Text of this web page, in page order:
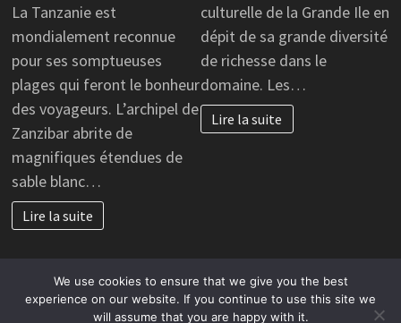
La Tanzanie est
mondialement reconnue
pour ses somptueuses
plages qui feront le bonheur
des voyageurs. L’archipel de
Zanzibar abrite de
magnifiques étendues de
sable blanc…
Lire la suite
culturelle de la Grande Ile en
dépit de sa grande diversité
de richesse dans le
domaine. Les…
Lire la suite
We use cookies to ensure that we give you the best
experience on our website. If you continue to use this site we
will assume that you are happy with it.